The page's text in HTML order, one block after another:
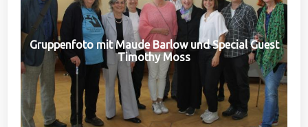
Gruppenfoto mit Maude Barlow und Special Guest
Timothy Moss